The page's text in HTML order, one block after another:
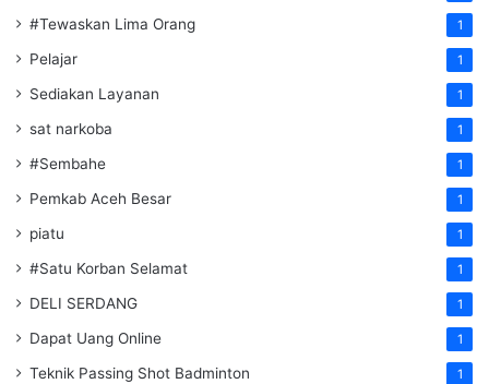
#Tewaskan Lima Orang 1
Pelajar 1
Sediakan Layanan 1
sat narkoba 1
#Sembahe 1
Pemkab Aceh Besar 1
piatu 1
#Satu Korban Selamat 1
DELI SERDANG 1
Dapat Uang Online 1
Teknik Passing Shot Badminton 1